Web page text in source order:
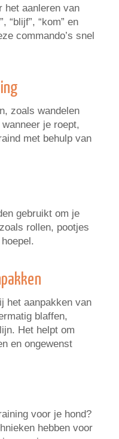
het aanleren van
“blijf”, “kom” en
commando’s snel
zoals wandelen
je roept,
met behulp van
gebruikt om je
rollen, pootjes
het aanpakken van
blaffen,
Het helpt om
en ongewenst
voor je hond?
hebben voor